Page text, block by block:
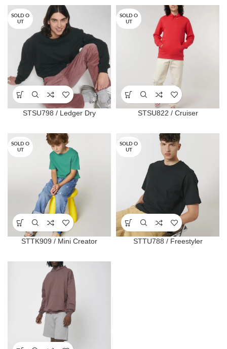
SOLD O
UT
STSU798 / Ledger Dry
SOLD O
UT
STSU822 / Cruiser
SOLD O
UT
STTK909 / Mini Creator
SOLD O
UT
STTU788 / Freestyler